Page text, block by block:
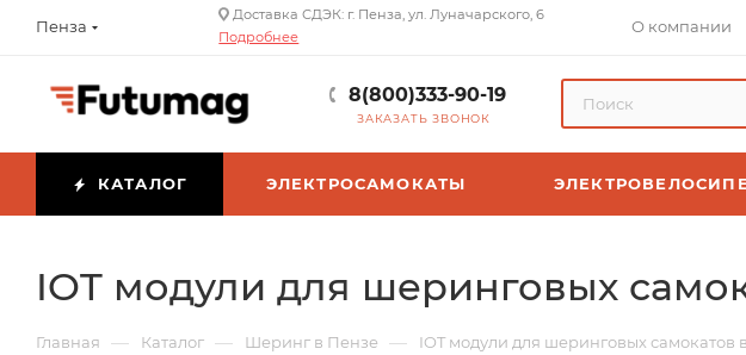
Пенза
Доставка СДЭК: г. Пенза, ул. Луначарского, 6
Подробнее
О компании
8(800)333-90-19
ЗАКАЗАТЬ ЗВОНОК
КАТАЛОГ ЭЛЕКТРОСАМОКАТЫ
IOT модули для шеринговых
Главная — Каталог — Шеринг в Пензе — IOT модули для шеринговых самокатов